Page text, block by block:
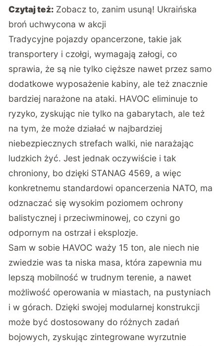
Czytaj też: Zobacz to, zanim usuną! Ukraińska
broń uchwycona w akcji
Tradycyjne pojazdy opancerzone, takie jak
transportery i czołgi, wymagają załogi, co
sprawia, że są nie tylko cięższe nawet przez samo
dodatkowe wyposażenie kabiny, ale też znacznie
bardziej narażone na ataki. HAVOC eliminuje to
ryzyko, zyskując nie tylko na gabarytach, ale też
na tym, że może działać w najbardziej
niebezpiecznych strefach walki, nie narażając
ludzkich żyć. Jest jednak oczywiście i tak
chroniony, bo dzięki STANAG 4569, a więc
konkretnemu standardowi opancerzenia NATO, ma
odznaczać się wysokim poziomem ochrony
balistycznej i przeciwminowej, co czyni go
odpornym na ostrzał i eksplozje.
Sam w sobie HAVOC waży 15 ton, ale niech nie
zwiedzie was ta niska masa, która zapewnia mu
lepszą mobilność w trudnym terenie, a nawet
możliwość operowania w miastach, na pustyniach
i w górach. Dzięki swojej modularnej konstrukcji
może być dostosowany do różnych zadań
bojowych, zyskując zintegrowane wyrzutnie